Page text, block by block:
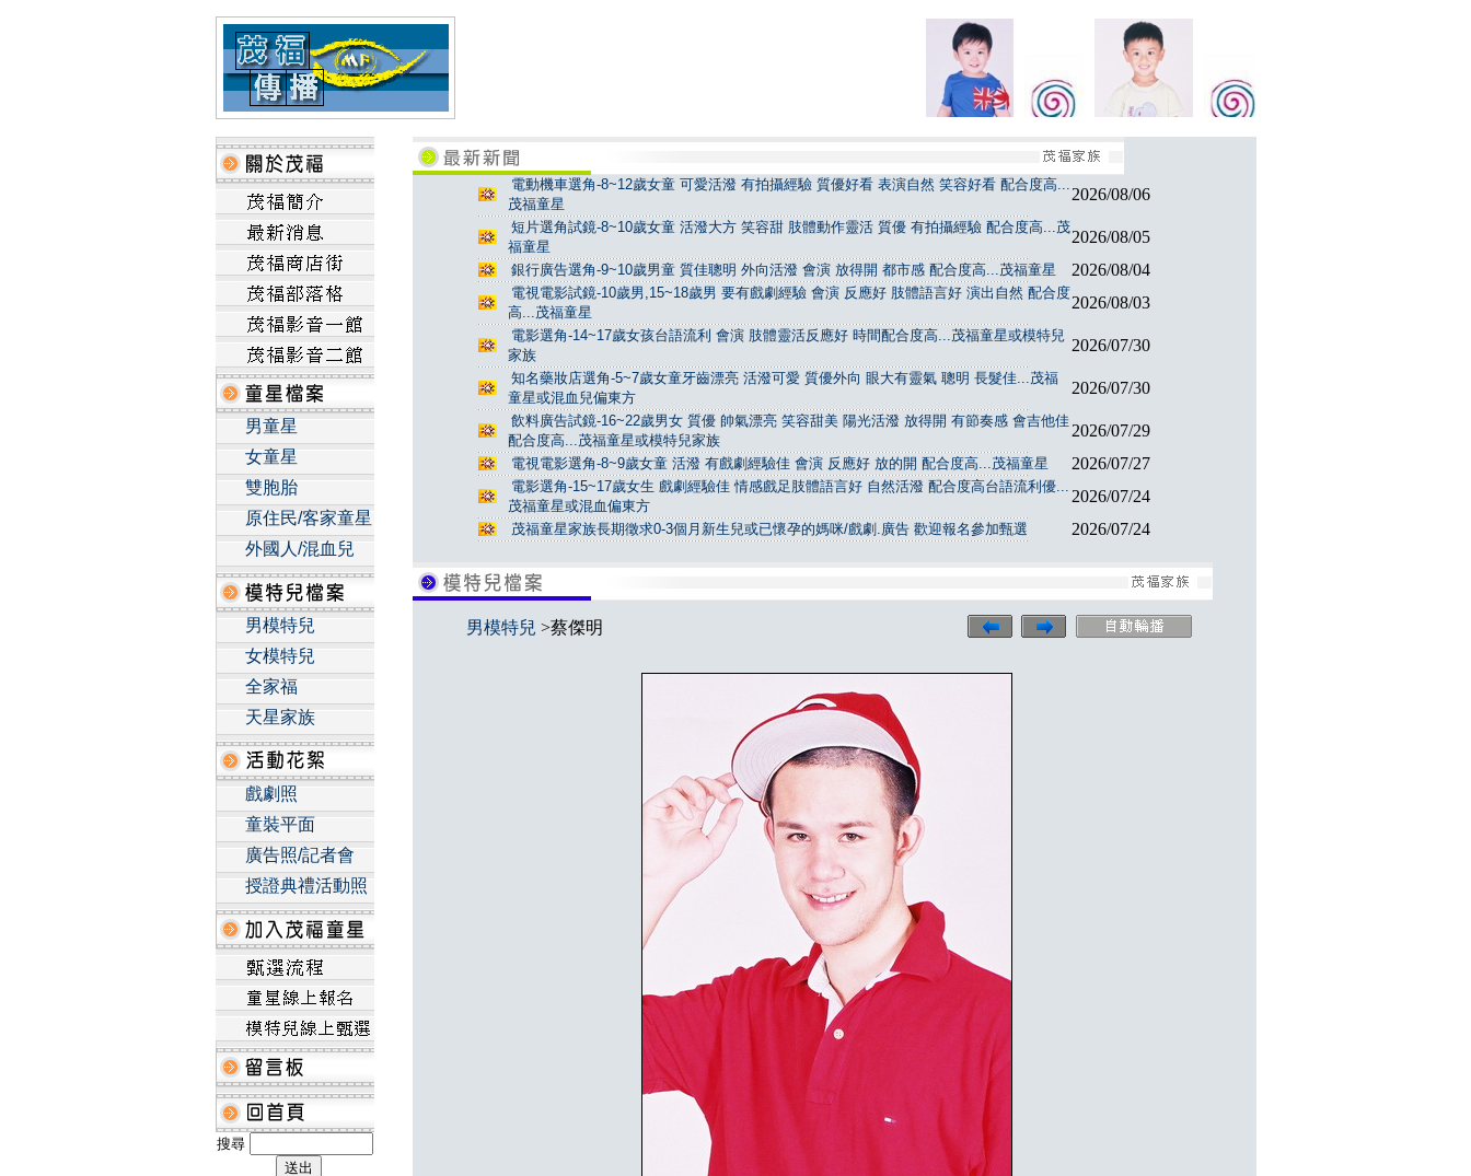
男童星
女童星
雙胞胎
原住民/客家童星
外國人/混血兒
男模特兒
女模特兒
全家福
天星家族
戲劇照
童裝平面
廣告照/記者會
授證典禮活動照
搜尋
電動機車選角-8~12歲女童 可愛活潑 有拍攝經驗 質優好看 表演自然 笑容好看 配合度高...
茂福童星
2026/08/06
短片選角試鏡-8~10歲女童 活潑大方 笑容甜 肢體動作靈活 質優 有拍攝經驗 配合度高...茂
福童星
2026/08/05
銀行廣告選角-9~10歲男童 質佳聰明 外向活潑 會演 放得開 都市感 配合度高...茂福童星 2026/08/04
電視電影試鏡-10歲男,15~18歲男 要有戲劇經驗 會演 反應好 肢體語言好 演出自然 配合度
高...茂福童星
2026/08/03
電影選角-14~17歲女孩台語流利 會演 肢體靈活反應好 時間配合度高...茂福童星或模特兒
家族
2026/07/30
知名藥妝店選角-5~7歲女童牙齒漂亮 活潑可愛 質優外向 眼大有靈氣 聰明 長髮佳...茂福
童星或混血兒偏東方
2026/07/30
飲料廣告試鏡-16~22歲男女 質優 帥氣漂亮 笑容甜美 陽光活潑 放得開 有節奏感 會吉他佳
配合度高...茂福童星或模特兒家族
2026/07/29
電視電影選角-8~9歲女童 活潑 有戲劇經驗佳 會演 反應好 放的開 配合度高...茂福童星 2026/07/27
電影選角-15~17歲女生 戲劇經驗佳 情感戲足肢體語言好 自然活潑 配合度高台語流利優...
茂福童星或混血偏東方
2026/07/24
茂福童星家族長期徵求0-3個月新生兒或已懷孕的媽咪/戲劇.廣告 歡迎報名參加甄選 2026/07/24
男模特兒 >蔡傑明